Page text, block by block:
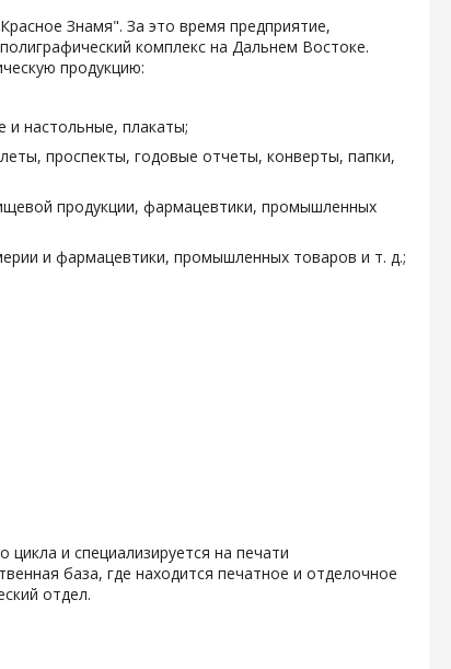
Знамя". За это время предприятие,
комплекс на Дальнем Востоке.
продукцию:
и настольные, плакаты;
проспекты, годовые отчеты, конверты, папки,
продукции, фармацевтики, промышленных
и фармацевтики, промышленных товаров и т. д.;
и специализируется на печати
база, где находится печатное и отделочное
отдел.